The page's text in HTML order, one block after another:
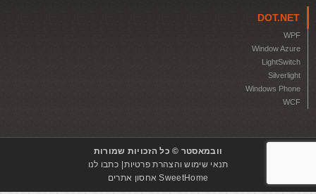
DOT.NET
WPF
Window Azure
LightSwitch
Silverlight
Windows Phone
WCF
וובמאסטר © כל הזכויות שמורות
תנאי שימוש והצהרת פרטיות כתבו לנו
SweetHome אחסון אתרים